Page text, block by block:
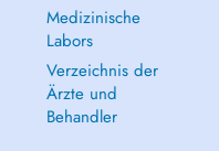
Medizinische
Labors
Verzeichnis der
Ärzte und
Behandler